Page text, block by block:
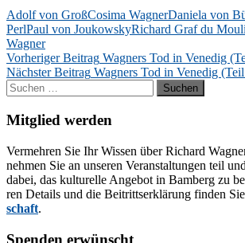
Adolf von GroßCosima WagnerDaniela von
PerlPaul von JoukowskyRichard Graf du
Wagner
Beitragsnavigation
Vorheriger Beitrag Wagners Tod in Venedig
Nächster Beitrag Wagners Tod in Venedig
Suchen
nach:
Mitglied werden
Ver­meh­ren Sie Ihr Wis­sen über Ri­chard
neh­men Sie an un­se­ren Ver­an­stal­tun­gen teil
da­bei, das kul­tu­rel­le An­ge­bot in Bam­berg zu
ren De­tails und die Bei­tritts­er­klä­rung fin­den
schaft.
Spenden erwünscht